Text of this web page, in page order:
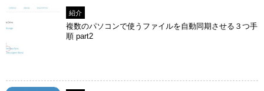
紹介
複数のパソコンで使うファイルを自動同期させる３つ手
順 part2